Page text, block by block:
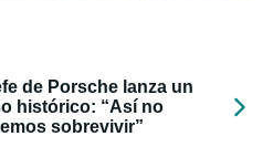
de Porsche lanza un
histórico: “Así no
sobrevivir”